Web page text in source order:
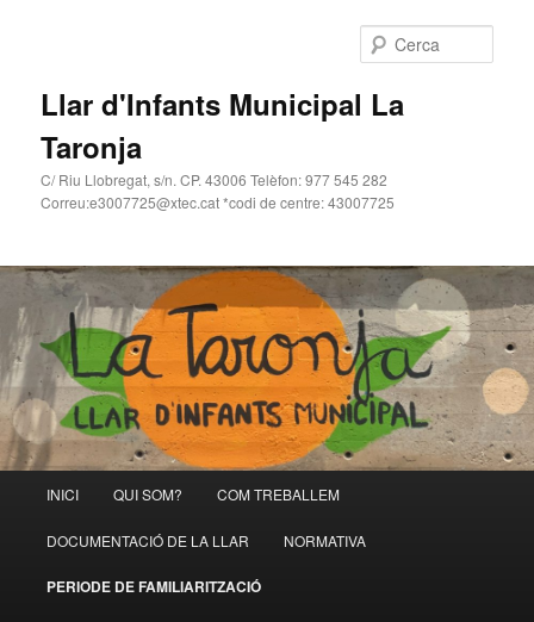
Llar d'Infants Municipal La
Taronja
C/ Riu Llobregat, s/n. CP. 43006 Telèfon: 977 545 282
Correu:e3007725@xtec.cat *codi de centre: 43007725
Aneu
al
contingut
INICI QUI SOM? COM TREBALLEM
DOCUMENTACIÓ DE LA LLAR NORMATIVA
PERIODE DE FAMILIARITZACIÓ